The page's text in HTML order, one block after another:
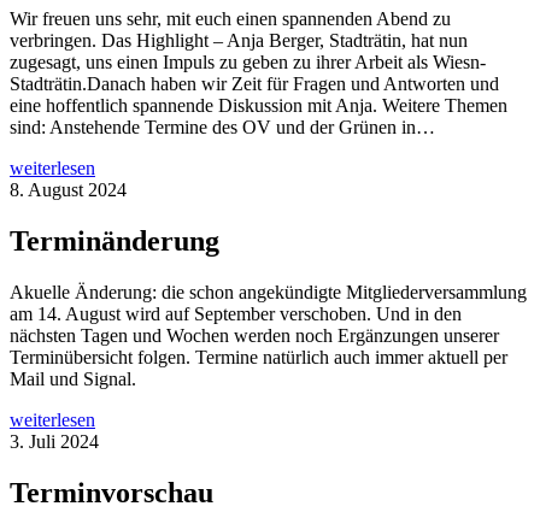
Wir freuen uns sehr, mit euch einen spannenden Abend zu
verbringen. Das Highlight – Anja Berger, Stadträtin, hat nun
zugesagt, uns einen Impuls zu geben zu ihrer Arbeit als Wiesn-
Stadträtin.Danach haben wir Zeit für Fragen und Antworten und
eine hoffentlich spannende Diskussion mit Anja. Weitere Themen
sind: Anstehende Termine des OV und der Grünen in…
weiterlesen
8. August 2024
Terminänderung
Akuelle Änderung: die schon angekündigte Mitgliederversammlung
am 14. August wird auf September verschoben. Und in den
nächsten Tagen und Wochen werden noch Ergänzungen unserer
Terminübersicht folgen. Termine natürlich auch immer aktuell per
Mail und Signal.
weiterlesen
3. Juli 2024
Terminvorschau